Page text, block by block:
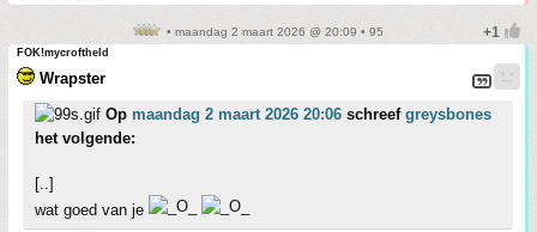
• maandag 2 maart 2026 @ 20:09 • 95
FOK!mycroftheld
Wrapster
Op maandag 2 maart 2026 20:06 schreef greysbones
het volgende:
[..]
wat goed van je